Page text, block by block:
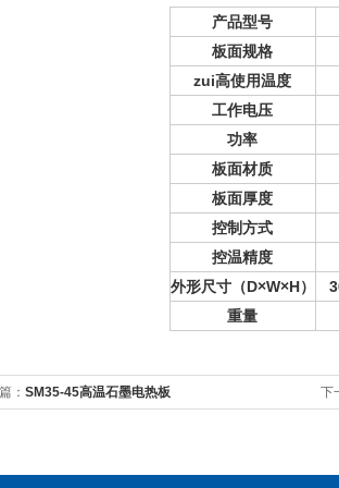
产品型号
板面规格
zui高使用温度
工作电压
功率
板面材质
板面厚度
控制方式
控温精度
外形尺寸（D×W×H）
重量
： SM35-45高温石墨电热板 下